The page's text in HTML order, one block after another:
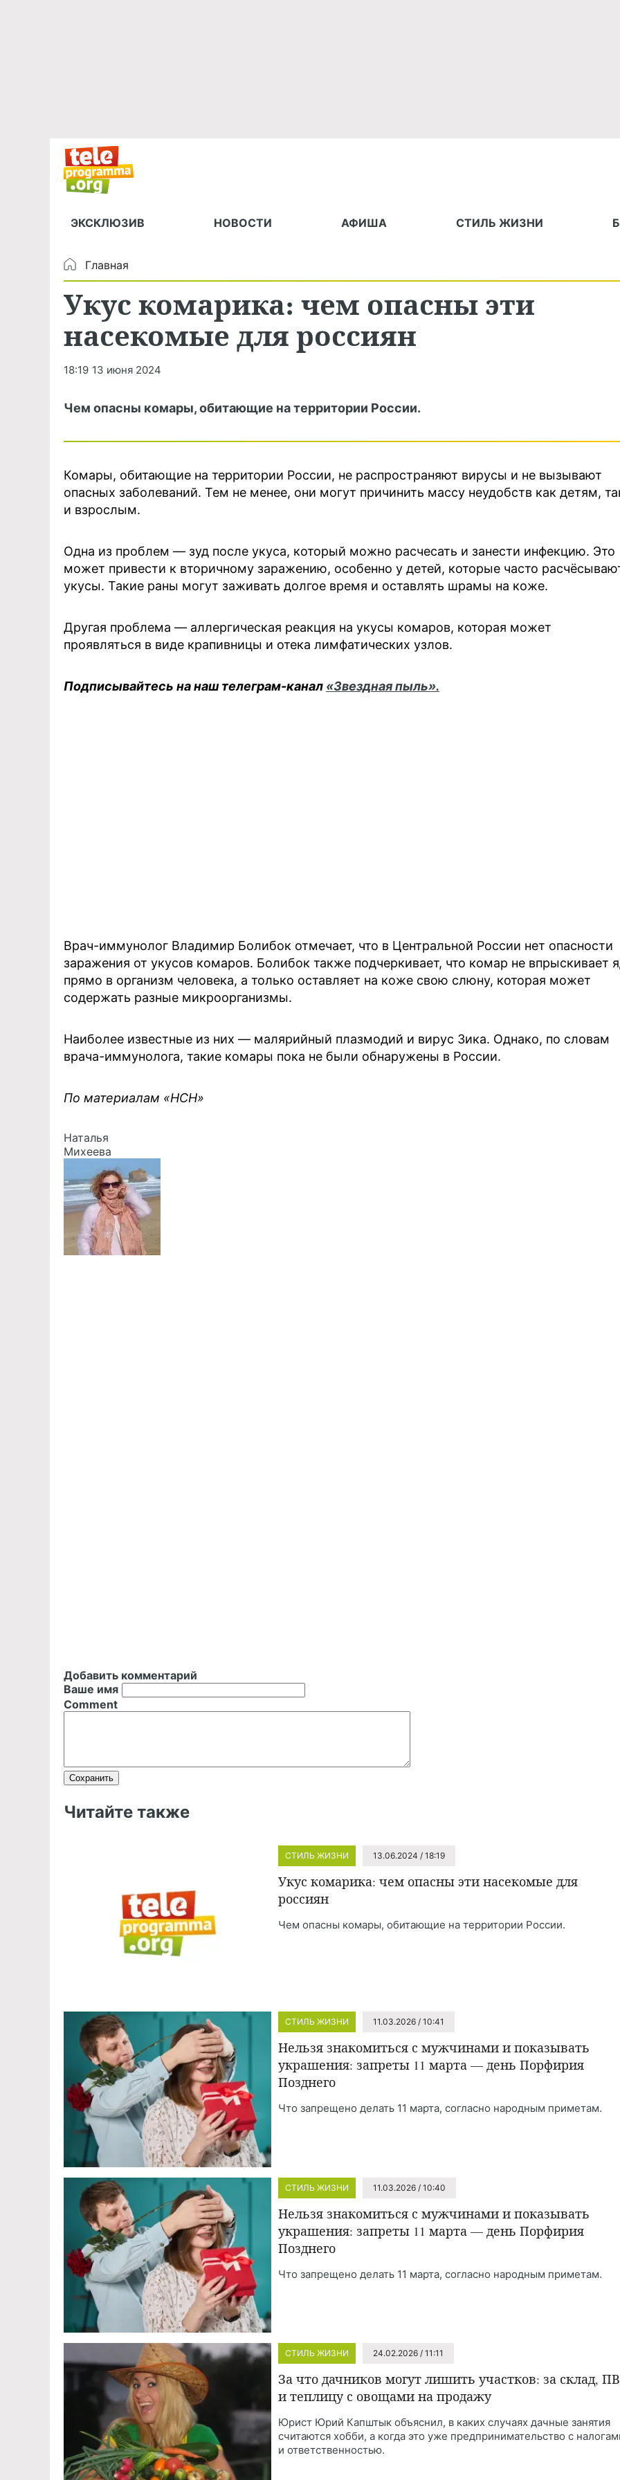
ЭКСКЛЮЗИВ НОВОСТИ АФИША СТИЛЬ ЖИЗНИ
Главная
Укус комарика: чем опасны эти
насекомые для россиян
18:19 13 июня 2024
Чем опасны комары, обитающие на территории России.
Комары, обитающие на территории России, не распространяют вирусы и не вызывают
опасных заболеваний. Тем не менее, они могут причинить массу неудобств как детям,
и взрослым.
Одна из проблем — зуд после укуса, который можно расчесать и занести инфекцию. Это
может привести к вторичному заражению, особенно у детей, которые часто
укусы. Такие раны могут заживать долгое время и оставлять шрамы на коже.
Другая проблема — аллергическая реакция на укусы комаров, которая может
проявляться в виде крапивницы и отека лимфатических узлов.
Подписывайтесь на наш телеграм-канал «Звездная пыль».
Врач-иммунолог Владимир Болибок отмечает, что в Центральной России нет опасности
заражения от укусов комаров. Болибок также подчеркивает, что комар не впрыскивает
прямо в организм человека, а только оставляет на коже свою слюну, которая может
содержать разные микроорганизмы.
Наиболее известные из них — малярийный плазмодий и вирус Зика. Однако, по словам
врача-иммунолога, такие комары пока не были обнаружены в России.
По материалам «НСН»
Наталья
Михеева
Добавить комментарий
Ваше имя
Comment
Читайте также
СТИЛЬ ЖИЗНИ 13.06.2024 / 18:19
Укус комарика: чем опасны эти насекомые для
россиян
Чем опасны комары, обитающие на территории России.
СТИЛЬ ЖИЗНИ 11.03.2026 / 10:41
Нельзя знакомиться с мужчинами и показывать
украшения: запреты 11 марта — день Порфирия
Позднего
Что запрещено делать 11 марта, согласно народным приметам.
СТИЛЬ ЖИЗНИ 11.03.2026 / 10:40
Нельзя знакомиться с мужчинами и показывать
украшения: запреты 11 марта — день Порфирия
Позднего
Что запрещено делать 11 марта, согласно народным приметам.
СТИЛЬ ЖИЗНИ 24.02.2026 / 11:11
За что дачников могут лишить участков: за склад,
и теплицу с овощами на продажу
Юрист Юрий Капштык объяснил, в каких случаях дачные занятия
считаются хобби, а когда это уже предпринимательство с
и ответственностью.